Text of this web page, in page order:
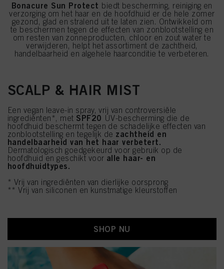
Bonacure Sun Protect biedt bescherming, reiniging en
verzorging om het haar en de hoofdhuid er de hele zomer
gezond, glad en stralend uit te laten zien. Ontwikkeld om
te beschermen tegen de effecten van zonblootstelling en
om resten van zonneproducten, chloor en zout water te
verwijderen, helpt het assortiment de zachtheid,
handelbaarheid en algehele haarconditie te verbeteren.
SCALP & HAIR MIST
Een vegan leave-in spray, vrij van controversiële
ingrediënten*, met SPF20 UV-bescherming die de
hoofdhuid beschermt tegen de schadelijke effecten van
zonblootstelling en tegelijk de zachtheid en
handelbaarheid van het haar verbetert.
Dermatologisch goedgekeurd voor gebruik op de
hoofdhuid en geschikt voor alle haar- en
hoofdhuidtypes.
* Vrij van ingrediënten van dierlijke oorsprong
** Vrij van siliconen en kunstmatige kleurstoffen
SHOP NU